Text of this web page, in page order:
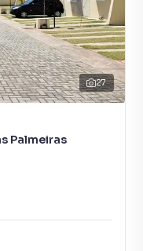
27
Palmeiras